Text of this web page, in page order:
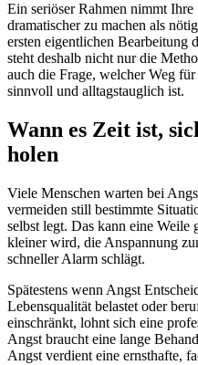
Ein seriöser Rahmen nimmt Ihre
dramatischer zu machen als
ersten eigentlichen
steht deshalb nicht nur die
auch die Frage, welcher Weg
sinnvoll und alltagstauglich ist.
Wann es Zeit ist,
holen
Viele Menschen warten bei
vermeiden still bestimmte
selbst legt. Das kann eine
kleiner wird, die Anspannung
schneller Alarm schlägt.
Spätestens wenn Angst
Lebensqualität belastet oder
einschränkt, lohnt sich eine
Angst braucht eine lange
Angst verdient eine ernsthafte,